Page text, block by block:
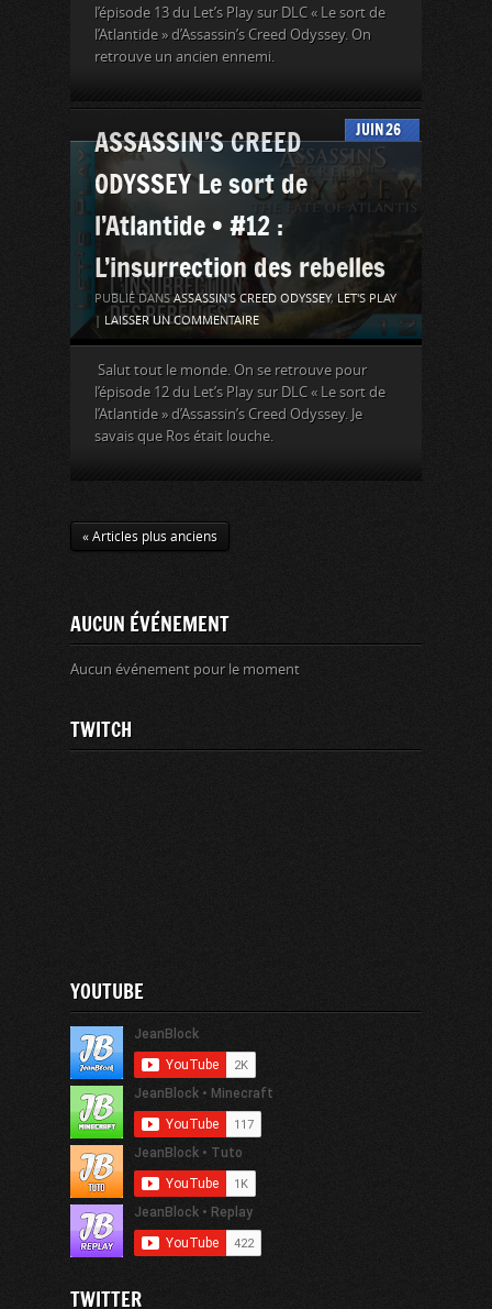
l’épisode 13 du Let’s Play sur DLC « Le sort de
l’Atlantide » d’Assassin’s Creed Odyssey. On
retrouve un ancien ennemi.
26
JUIN
ASSASSIN’S CREED
ODYSSEY Le sort de
l’Atlantide • #12 :
L’insurrection des rebelles
PUBLIÉ DANSASSASSIN'S CREED ODYSSEY, LET'S PLAY
| LAISSER UN COMMENTAIRE
Salut tout le monde. On se retrouve pour
l’épisode 12 du Let’s Play sur DLC « Le sort de
l’Atlantide » d’Assassin’s Creed Odyssey. Je
savais que Ros était louche.
« Articles plus anciens
AUCUN ÉVÉNEMENT
Aucun événement pour le moment
TWITCH
YOUTUBE
TWITTER